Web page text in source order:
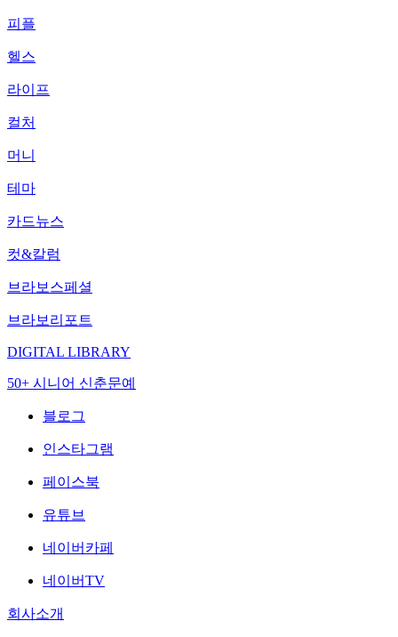
피플
헬스
라이프
컬처
머니
테마
카드뉴스
컷&칼럼
브라보스페셜
브라보리포트
DIGITAL LIBRARY
50+ 시니어 신춘문예
블로그
인스타그램
페이스북
유튜브
네이버카페
네이버TV
회사소개